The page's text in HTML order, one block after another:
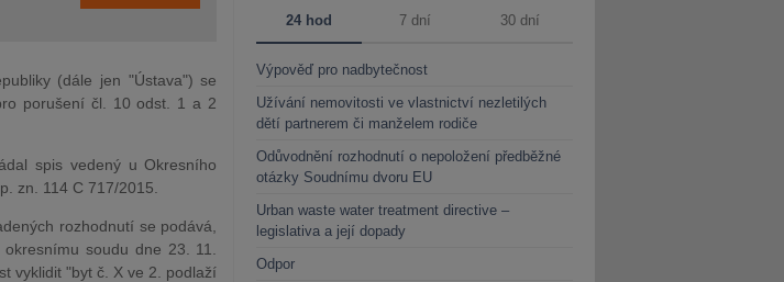
(dále jen "Ústava") se
porušení čl. 10 odst. 1 a 2
spis vedený u Okresního
zn. 114 C 717/2015.
rozhodnutí se podává,
soudu dne 23. 11.
vyklidit "byt č. X ve 2. podlaží
24 hod 7 dní 30 dní
Výpověď pro nadbytečnost
Užívání nemovitosti ve vlastnictví nezletilých
dětí partnerem či manželem rodiče
Odůvodnění rozhodnutí o nepoložení předběžné
otázky Soudnímu dvoru EU
Urban waste water treatment directive –
legislativa a její dopady
Odpor